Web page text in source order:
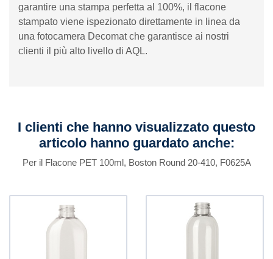
garantire una stampa perfetta al 100%, il flacone
stampato viene ispezionato direttamente in linea da
una fotocamera Decomat che garantisce ai nostri
clienti il ​​più alto livello di AQL.
I clienti che hanno visualizzato questo
articolo hanno guardato anche:
Per il Flacone PET 100ml, Boston Round 20-410, F0625A